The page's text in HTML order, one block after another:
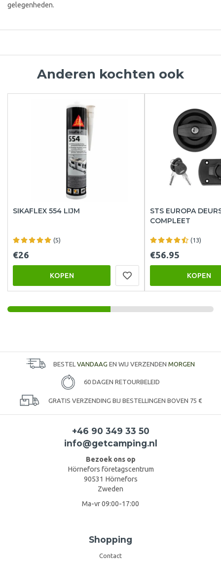
gelegenheden.
Anderen kochten ook
SIKAFLEX 554 LIJM
(5)
€26
KOPEN
STS EUROPA
COMPLEET
(13)
€56.95
KOPEN
BESTEL VANDAAG EN WIJ VERZENDEN MORGEN
60 DAGEN RETOURBELEID
GRATIS VERZENDING BIJ BESTELLINGEN BOVEN 75 €
+46 90 349 33 50
info@getcamping.nl
Bezoek ons op
Hörnefors företagscentrum
90531 Hörnefors
Zweden
Ma-vr 09:00-17:00
Shopping
Contact